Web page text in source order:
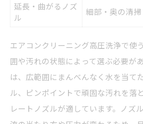
延長・曲がるノズ
ル
細部・奥の清掃
エアコンクリーニング高圧洗浄で使
囲や汚れの状態によって選ぶ必要が
は、広範囲にまんべんなく水を当て
ル、ピンポイントで頑固な汚れを落
レートノズルが適しています。ノズ